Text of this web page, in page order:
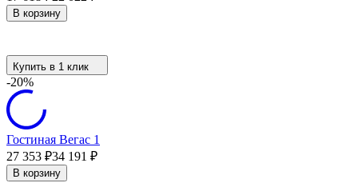
В корзину
Купить в 1 клик
-20%
Гостиная Вегас 1
27 353 ₽34 191 ₽
В корзину